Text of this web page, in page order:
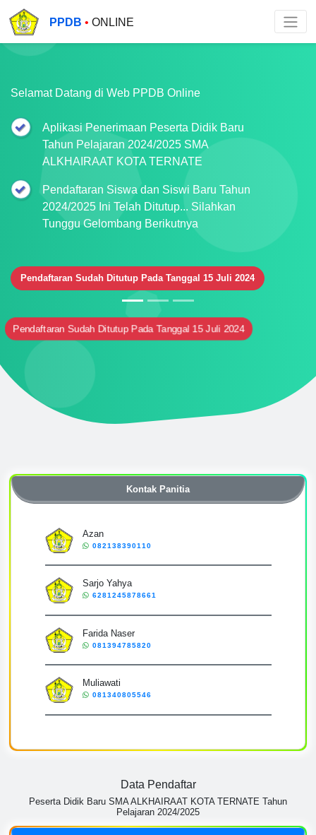
PPDB • ONLINE
Selamat Datang di Web PPDB Online
Aplikasi Penerimaan Peserta Didik Baru
Tahun Pelajaran 2024/2025 SMA
ALKHAIRAAT KOTA TERNATE
Pendaftaran Siswa dan Siswi Baru Tahun
2024/2025 Ini Telah Ditutup... Silahkan
Tunggu Gelombang Berikutnya
Pendaftaran Sudah Ditutup Pada Tanggal 15 Juli 2024
Pendaftaran Sudah Ditutup Pada Tanggal 15 Juli 2024
Kontak Panitia
Azan
082138390110
Sarjo Yahya
6281245878661
Farida Naser
081394785820
Muliawati
081340805546
Data Pendaftar
Peserta Didik Baru SMA ALKHAIRAAT KOTA TERNATE Tahun
Pelajaran 2024/2025